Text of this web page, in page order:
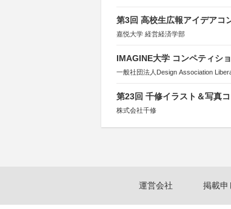
第3回 高校生広報アイデアコ
嘉悦大学 経営経済学部
IMAGINE大学 コンペティシ
一般社団法人Design Association
第23回 千修イラスト＆写真
株式会社千修
運営会社 掲載申